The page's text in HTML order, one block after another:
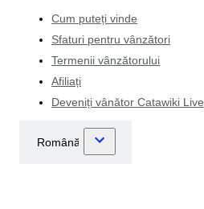
Cum puteți vinde
Sfaturi pentru vânzători
Termenii vânzătorului
Afiliați
Deveniți vânător Catawiki Live